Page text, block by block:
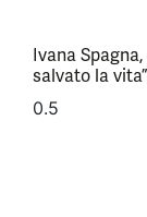
Ivana
salvato la vita”